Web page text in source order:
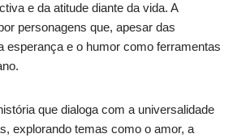
e da atitude diante da vida. A
personagens que, apesar das
esperança e o humor como ferramentas
que dialoga com a universalidade
explorando temas como o amor, a